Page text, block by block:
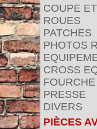
COUPE
ROUES
PATCHES
PHOTOS
CROSS
PRESSE
DIVERS
PIÈCES